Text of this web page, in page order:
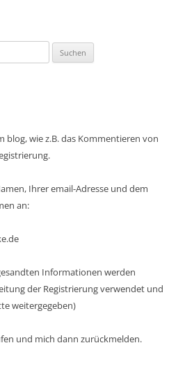
blog, wie z.B. das Kommentieren von
Ihrer email-Adresse und dem
an:
Informationen werden
der Registrierung verwendet und
weitergegeben)
und mich dann zurückmelden.